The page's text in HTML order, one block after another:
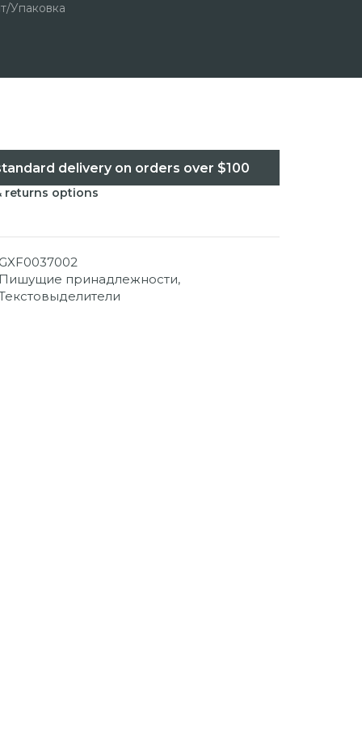
упаковка
delivery on orders over $100
returns options
GXF0037002
Пишущие принадлежности,